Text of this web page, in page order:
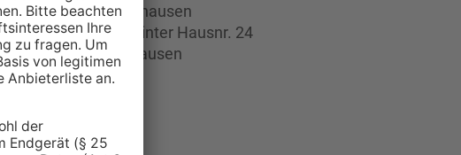
Museum Gelhausen
Obermarkt, hinter Hausnr. 24
63571 Gelnhausen